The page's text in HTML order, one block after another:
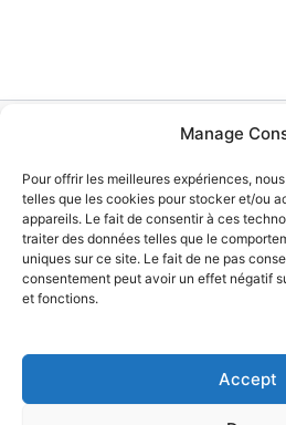
Manage
Pour offrir les meilleures expériences,
telles que les cookies pour stocker et/ou
appareils. Le fait de consentir à ces
traiter des données telles que le
uniques sur ce site. Le fait de ne pas
consentement peut avoir un effet négatif
et fonctions.
Accept
Nos alarmes
Contact
Produits
Qui sommes